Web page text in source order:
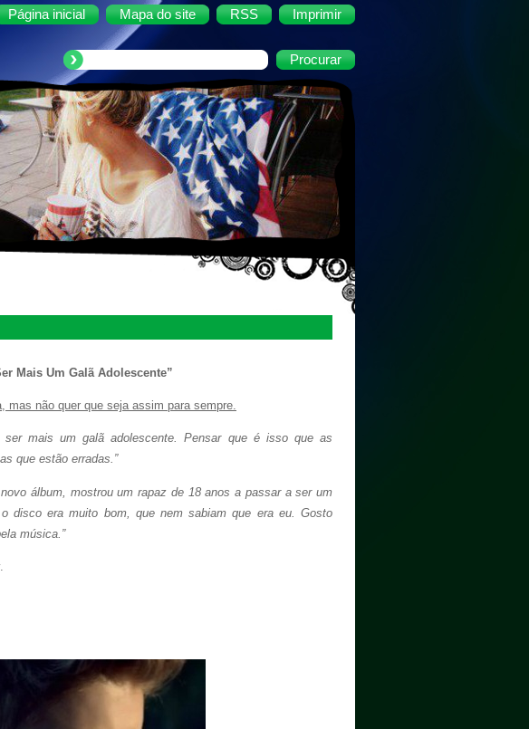
Página inicial Mapa do site RSS Imprimir
Mais Um Galã Adolescente”
não quer que seja assim para sempre.
ser mais um galã adolescente. Pensar que é isso que as
que estão erradas.”
novo álbum, mostrou um rapaz de 18 anos a passar a ser um
disco era muito bom, que nem sabiam que era eu. Gosto
música.”